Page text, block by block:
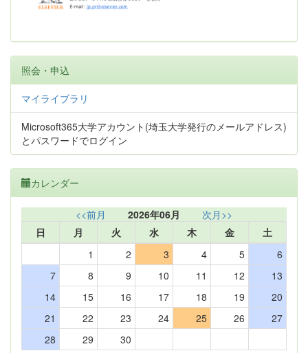
照会・申込
マイライブラリ
Microsoft365大学アカウント(埼玉大学発行のメールアドレス)
とパスワードでログイン
カレンダー
<<前月 2026年06月
次月>>
日
月 火 水 木 金
土
1
2 3 4 5
6
7
8 9 10 11 12
13
14
15 16 17 18 19
20
21
22 23 24 25 26
27
28
29 30